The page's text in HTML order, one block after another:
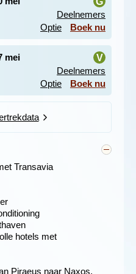
14e-eeuwse
staat natuurlijk vooral
beroemde op steile
kloosters
De kloosters lijken
dit ziet er spectaculair uit.
aan touwen omhoog
komen. Alle zes
nog zijn, zijn rijkelijk
een prachtig gezicht.
i
Deelnemers
Optie Boek nu
mei V
i
Deelnemers
Optie Boek nu
Transavia
hotels met
Piraeus naar Naxos,